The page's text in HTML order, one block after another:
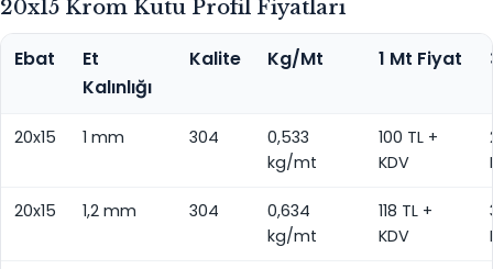
20x15 Krom Kutu Profil Fiyatları
Ebat
Et
Kalınlığı
Kalite Kg/Mt 1 Mt Fiyat
20x15 1 mm 304
0,533
kg/mt
100 TL +
KDV
20x15 1,2 mm 304
0,634
kg/mt
118 TL +
KDV